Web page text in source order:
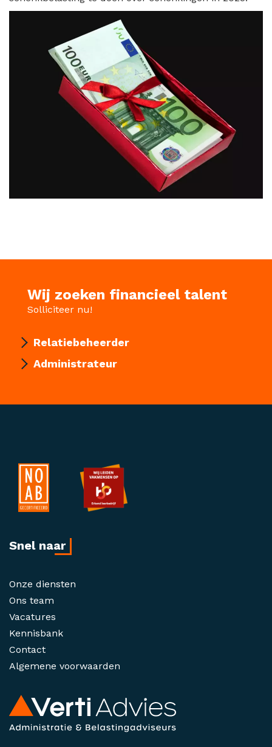
Wij zoeken financieel talent
Solliciteer nu!
Relatiebeheerder
Administrateur
Snel naar
Onze diensten
Ons team
Vacatures
Kennisbank
Contact
Algemene voorwaarden